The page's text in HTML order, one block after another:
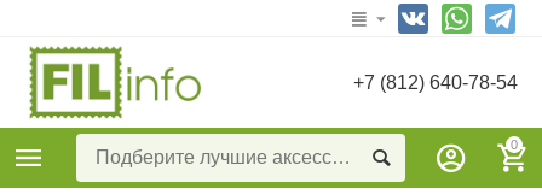
+7 (812) 640-78-54
0